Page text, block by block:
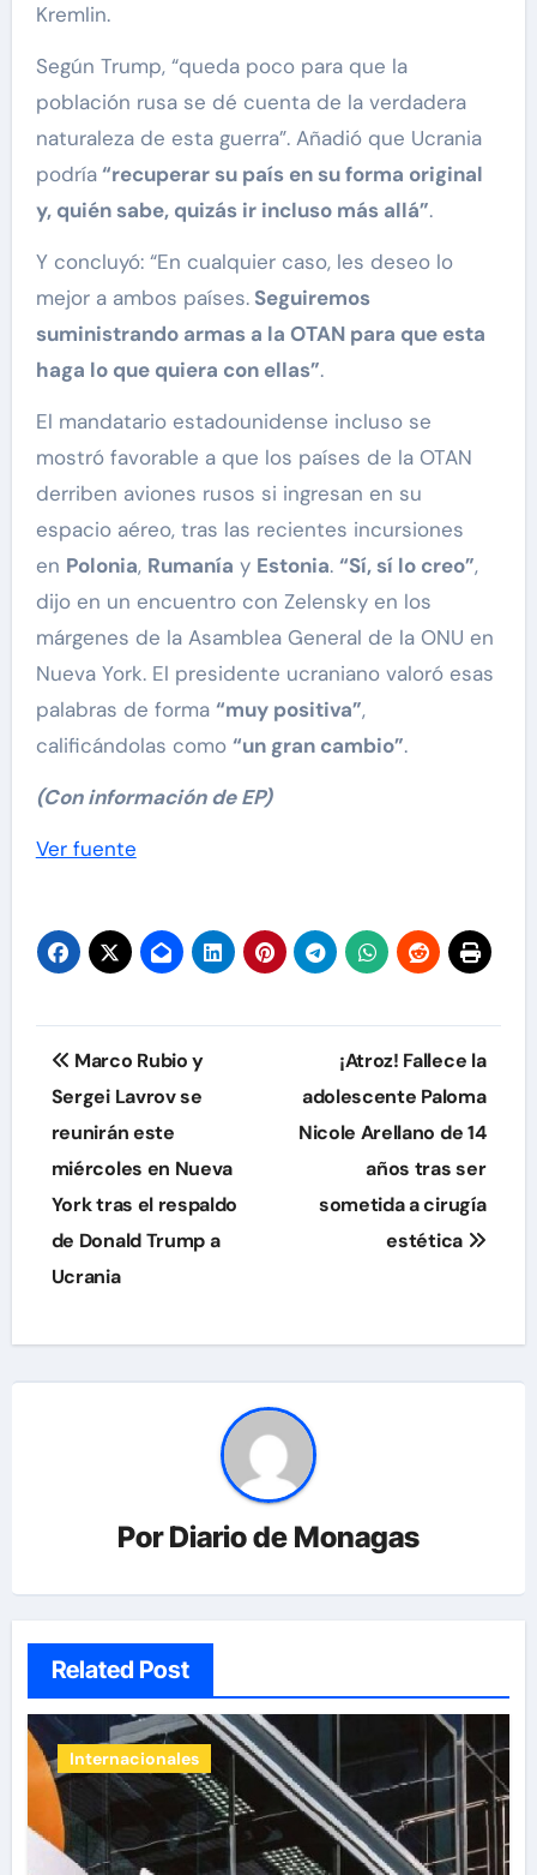
Kremlin.
Según Trump, “queda poco para que la
población rusa se dé cuenta de la verdadera
naturaleza de esta guerra”. Añadió que Ucrania
podría“recuperar su país en su forma original
y, quién sabe, quizás ir incluso más allá”.
Y concluyó: “En cualquier caso, les deseo lo
mejor a ambos países.Seguiremos
suministrando armas a la OTAN para que esta
haga lo que quiera con ellas”.
El mandatario estadounidense incluso se
mostró favorable a que los países de la OTAN
derriben aviones rusos si ingresan en su
espacio aéreo, tras las recientes incursiones
en Polonia, Rumanía y Estonia. “Sí, sí lo creo”,
dijo en un encuentro con Zelensky en los
márgenes de la Asamblea General de la ONU en
Nueva York. El presidente ucraniano valoró esas
palabras de forma “muy positiva”,
calificándolas como “un gran cambio”.
(Con información de EP)
Ver fuente
Navegación
de
entradas
Marco Rubio y
Sergei Lavrov se
reunirán este
miércoles en Nueva
York tras el respaldo
de Donald Trump a
Ucrania
¡Atroz! Fallece la
adolescente Paloma
Nicole Arellano de 14
años tras ser
sometida a cirugía
estética
PorDiario de Monagas
Related Post
Internacionales